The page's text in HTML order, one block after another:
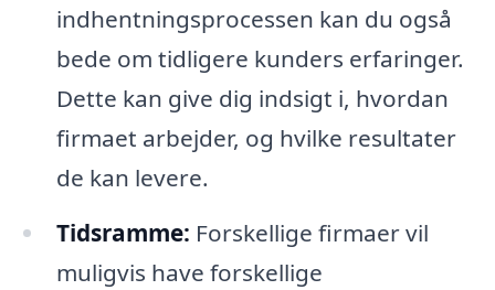
indhentningsprocessen kan du også
bede om tidligere kunders erfaringer.
Dette kan give dig indsigt i, hvordan
firmaet arbejder, og hvilke resultater
de kan levere.
Tidsramme: Forskellige firmaer vil
muligvis have forskellige